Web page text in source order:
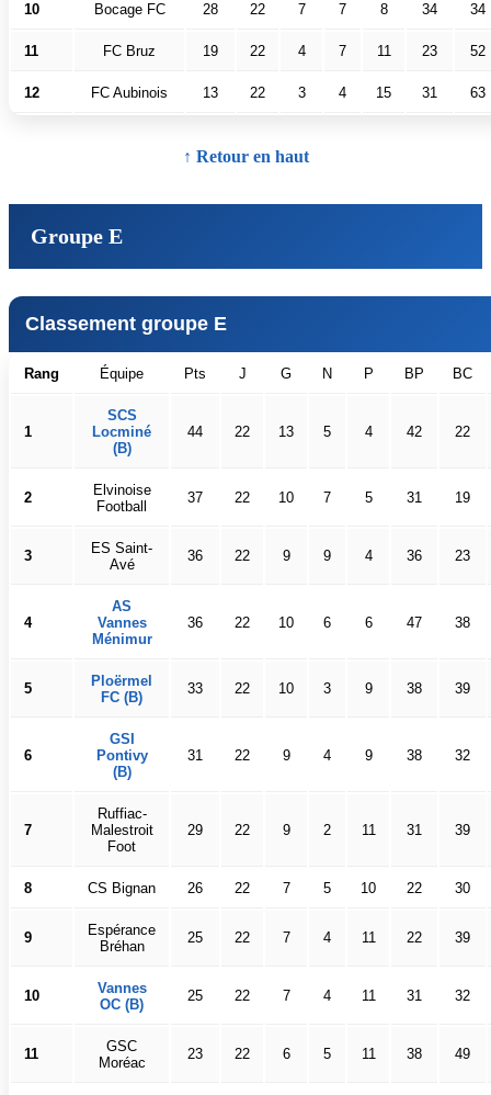
10 Bocage FC 28 22 7 7 8 34 34
11 FC Bruz 19 22 4 7 11 23 52
12 FC Aubinois 13 22 3 4 15 31 63
↑ Retour en haut
Groupe E
Classement groupe E
Rang Équipe Pts J G N P BP BC
1
SCS
Locminé
(B)
44 22 13 5 4 42 22
2
Elvinoise
Football
37 22 10 7 5 31 19
3
ES Saint-
Avé
36 22 9 9 4 36 23
4
AS
Vannes
Ménimur
36 22 10 6 6 47 38
5
Ploërmel
FC (B)
33 22 10 3 9 38 39
6
GSI
Pontivy
(B)
31 22 9 4 9 38 32
7
Ruffiac-
Malestroit
Foot
29 22 9 2 11 31 39
8 CS Bignan 26 22 7 5 10 22 30
9
Espérance
Bréhan
25 22 7 4 11 22 39
10
Vannes
OC (B)
25 22 7 4 11 31 32
11
GSC
Moréac
23 22 6 5 11 38 49